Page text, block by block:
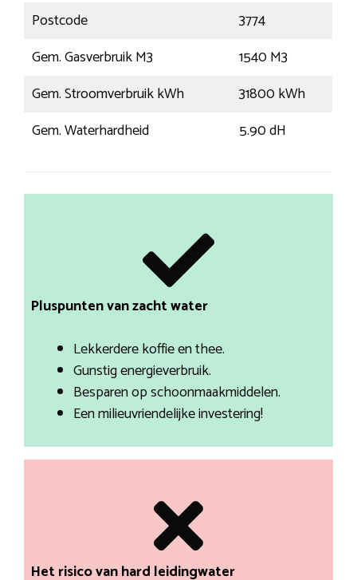
Postcode
3774
Gem. Gasverbruik M3
1540 M3
Gem. Stroomverbruik kWh
31800 kWh
Gem. Waterhardheid
5.90 dH
Pluspunten van zacht water
Lekkerdere koffie en thee.
Gunstig energieverbruik.
Besparen op schoonmaakmiddelen.
Een milieuvriendelijke investering!
Het risico van hard leidingwater